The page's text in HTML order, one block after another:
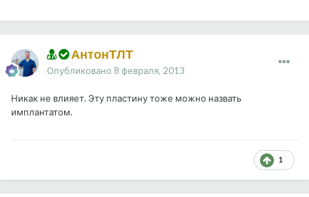
АнтонТЛТ
Опубликовано 8 февраля, 2013
Никак не влияет. Эту пластину тоже можно назвать
имплантатом.
1